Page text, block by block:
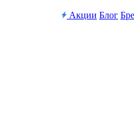
Акции Блог